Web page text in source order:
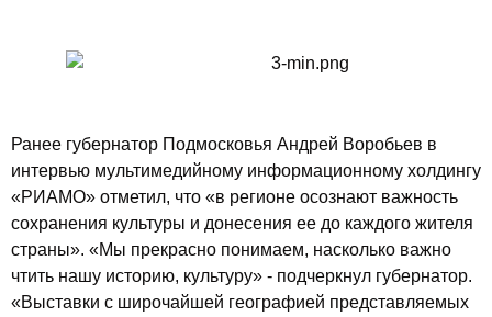
Ранее губернатор Подмосковья Андрей Воробьев в
интервью мультимедийному информационному холдингу
«РИАМО» отметил, что «в регионе осознают важность
сохранения культуры и донесения ее до каждого жителя
страны». «Мы прекрасно понимаем, насколько важно
чтить нашу историю, культуру» - подчеркнул губернатор.
«Выставки с широчайшей географией представляемых